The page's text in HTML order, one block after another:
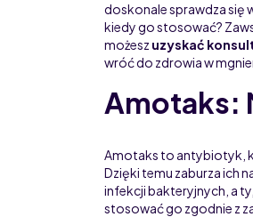
doskonale sprawdza się
kiedy go stosować?
możesz uzyskać
wróć do zdrowia w
Amotaks:
Amotaks to antybiotyk,
Dzięki temu zaburza ich
infekcji bakteryjnych, a
stosować go zgodnie z